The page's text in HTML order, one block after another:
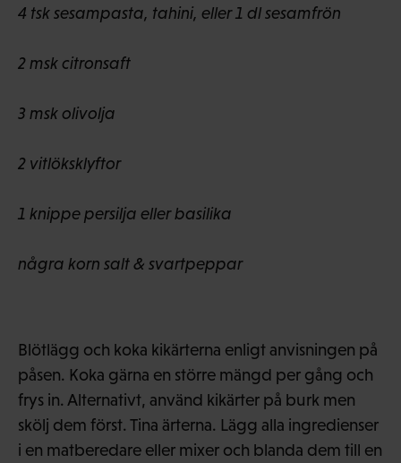
4 tsk sesampasta, tahini, eller 1 dl sesamfrön
2 msk citronsaft
3 msk olivolja
2 vitlöksklyftor
1 knippe persilja eller basilika
några korn salt & svartpeppar
Blötlägg och koka kikärterna enligt anvisningen på
påsen. Koka gärna en större mängd per gång och
frys in. Alternativt, använd kikärter på burk men
skölj dem först. Tina ärterna. Lägg alla ingredienser
i en matberedare eller mixer och blanda dem till en